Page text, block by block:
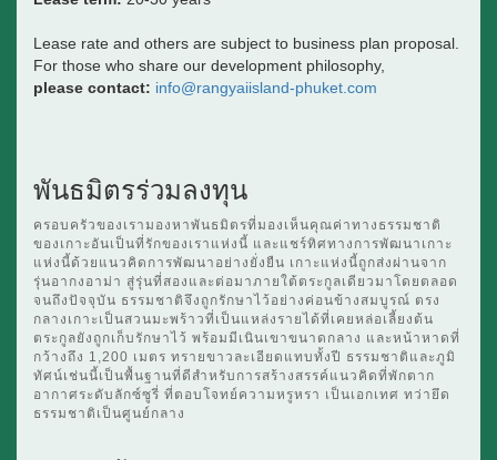
Lease rate and others are subject to business plan proposal.
For those who share our development philosophy,
please contact: info@rangyaiisland-phuket.com
พันธมิตรร่วมลงทุน
ครอบครัวของเรามองหาพันธมิตรที่มองเห็นคุณค่าทางธรรมชาติ
ของเกาะอันเป็นที่รักของเราแห่งนี้ และแชร์ทิศทางการพัฒนาเกาะ
แห่งนี้ด้วยแนวคิดการพัฒนาอย่างยั่งยืน เกาะแห่งนี้ถูกส่งผ่านจาก
รุ่นอากงอาม่า สู่รุ่นที่สองและต่อมาภายใต้ตระกูลเดียวมาโดยตลอด
จนถึงปัจจุบัน ธรรมชาติจึงถูกรักษาไว้อย่างค่อนข้างสมบูรณ์ ตรง
กลางเกาะเป็นสวนมะพร้าวที่เป็นแหล่งรายได้ที่เคยหล่อเลี้ยงต้น
ตระกูลยังถูกเก็บรักษาไว้ พร้อมมีเนินเขาขนาดกลาง และหน้าหาดที่
กว้างถึง 1,200 เมตร ทรายขาวละเอียดแทบทั้งปี ธรรมชาติและภูมิ
ทัศน์เช่นนี้เป็นพื้นฐานที่ดีสำหรับการสร้างสรรค์แนวคิดที่พักตาก
อากาศระดับลักซ์ซูรี่ ที่ตอบโจทย์ความหรูหรา เป็นเอกเทศ ทว่ายึด
ธรรมชาติเป็นศูนย์กลาง